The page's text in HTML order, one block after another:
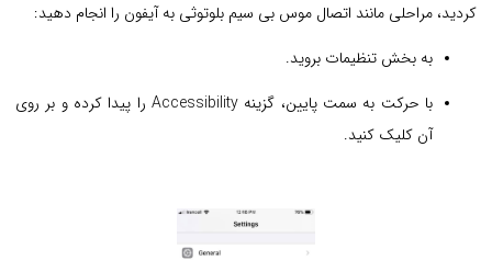
کردید، مراحلی مانند اتصال موس بی سیم بلوتوثی به آیفون را انجام دهید:
به بخش تنظیمات بروید.
با حرکت به سمت پایین، گزینه Accessibility را پیدا کرده و بر روی
آن کلیک کنید.